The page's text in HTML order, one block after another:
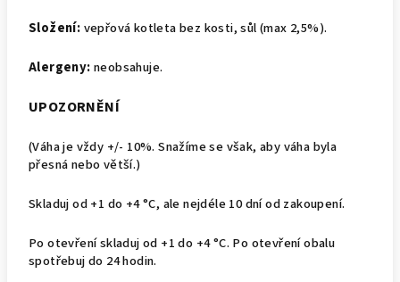
Složení:vepřová kotleta bez kosti, sůl (max 2,5%).
Alergeny:neobsahuje.
UPOZORNĚNÍ
(Váha je vždy +/- 10%. Snažíme se však, aby váha byla
přesná nebo větší.)
Skladuj od +1 do +4 °C, ale nejdéle 10 dní od zakoupení.
Po otevření skladuj od +1 do +4 °C. Po otevření obalu
spotřebuj do 24 hodin.